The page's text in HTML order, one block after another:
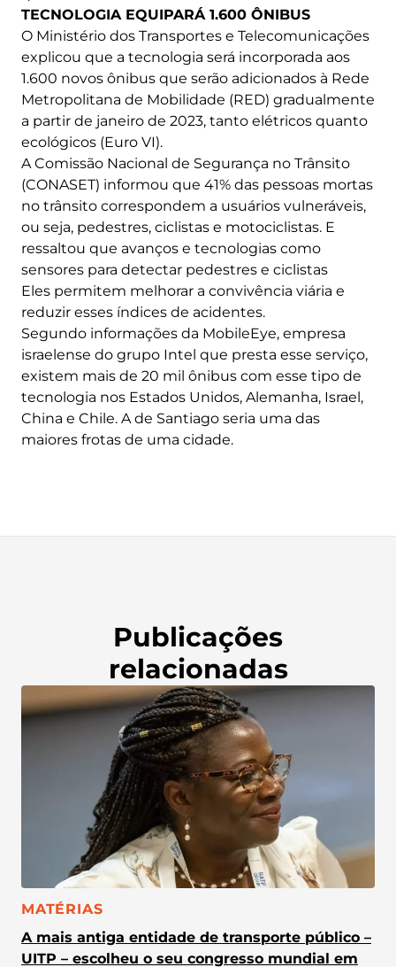
TECNOLOGIA EQUIPARÁ 1.600 ÔNIBUS
O Ministério dos Transportes e Telecomunicações
explicou que a tecnologia será incorporada aos
1.600 novos ônibus que serão adicionados à Rede
Metropolitana de Mobilidade (RED) gradualmente
a partir de janeiro de 2023, tanto elétricos quanto
ecológicos (Euro VI).
A Comissão Nacional de Segurança no Trânsito
(CONASET) informou que 41% das pessoas mortas
no trânsito correspondem a usuários vulneráveis,
ou seja, pedestres, ciclistas e motociclistas. E
ressaltou que avanços e tecnologias como
sensores para detectar pedestres e ciclistas
Eles permitem melhorar a convivência viária e
reduzir esses índices de acidentes.
Segundo informações da MobileEye, empresa
israelense do grupo Intel que presta esse serviço,
existem mais de 20 mil ônibus com esse tipo de
tecnologia nos Estados Unidos, Alemanha, Israel,
China e Chile. A de Santiago seria uma das
maiores frotas de uma cidade.
Publicações
relacionadas
CATEGORIA:
MATÉRIAS
A mais antiga entidade de transporte público –
UITP – escolheu o seu congresso mundial em